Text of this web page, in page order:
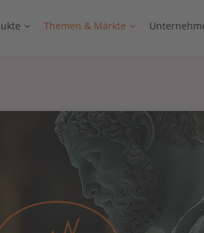
Themen & Märkte